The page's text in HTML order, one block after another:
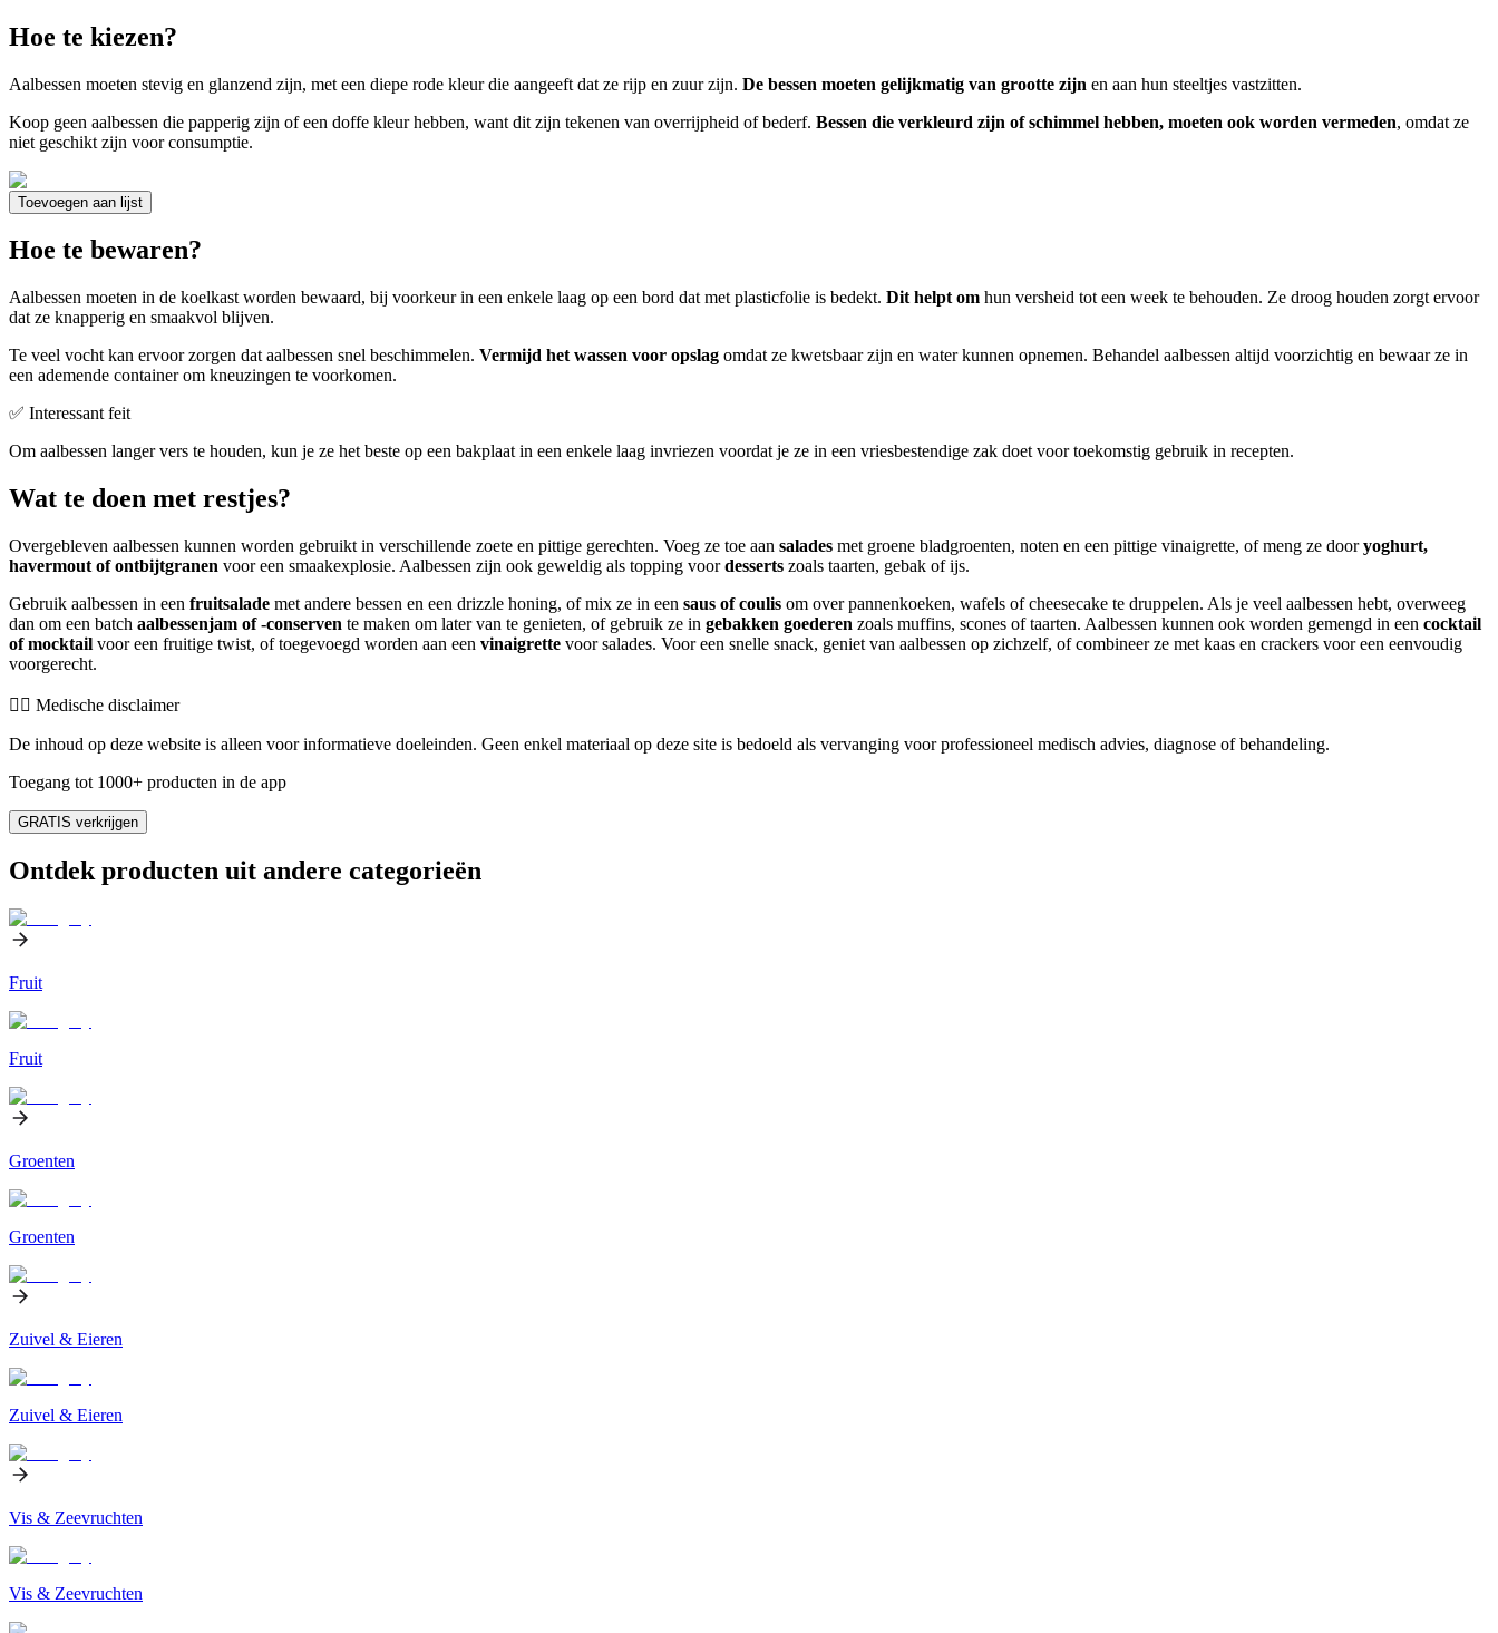
Hoe te kiezen?
Aalbessen moeten stevig en glanzend zijn, met een diepe rode kleur die aangeeft dat ze rijp en zuur zijn. De bessen moeten gelijkmatig van grootte zijn en aan hun steeltjes vastzitten.
Koop geen aalbessen die papperig zijn of een doffe kleur hebben, want dit zijn tekenen van overrijpheid of bederf. Bessen die verkleurd zijn of schimmel hebben, moeten ook worden vermeden, omdat ze
niet geschikt zijn voor consumptie.
Toevoegen aan lijst
Hoe te bewaren?
Aalbessen moeten in de koelkast worden bewaard, bij voorkeur in een enkele laag op een bord dat met plasticfolie is bedekt. Dit helpt om hun versheid tot een week te behouden. Ze droog houden zorgt ervoor
dat ze knapperig en smaakvol blijven.
Te veel vocht kan ervoor zorgen dat aalbessen snel beschimmelen. Vermijd het wassen voor opslag omdat ze kwetsbaar zijn en water kunnen opnemen. Behandel aalbessen altijd voorzichtig en bewaar ze in
een ademende container om kneuzingen te voorkomen.
✅ Interessant feit
Om aalbessen langer vers te houden, kun je ze het beste op een bakplaat in een enkele laag invriezen voordat je ze in een vriesbestendige zak doet voor toekomstig gebruik in recepten.
Wat te doen met restjes?
Overgebleven aalbessen kunnen worden gebruikt in verschillende zoete en pittige gerechten. Voeg ze toe aan salades met groene bladgroenten, noten en een pittige vinaigrette, of meng ze dooryoghurt,
havermout of ontbijtgranen voor een smaakexplosie. Aalbessen zijn ook geweldig als topping voordesserts zoals taarten, gebak of ijs.
Gebruik aalbessen in een fruitsalade met andere bessen en een drizzle honing, of mix ze in een saus of coulis om over pannenkoeken, wafels of cheesecake te druppelen. Als je veel aalbessen hebt, overweeg
dan om een batch aalbessenjam of -conserven te maken om later van te genieten, of gebruik ze in gebakken goederen zoals muffins, scones of taarten. Aalbessen kunnen ook worden gemengd in een cocktail
of mocktail voor een fruitige twist, of toegevoegd worden aan een vinaigrette voor salades. Voor een snelle snack, geniet van aalbessen op zichzelf, of combineer ze met kaas en crackers voor een eenvoudig
voorgerecht.
👨‍⚕️️ Medische disclaimer
De inhoud op deze website is alleen voor informatieve doeleinden. Geen enkel materiaal op deze site is bedoeld als vervanging voor professioneel medisch advies, diagnose of behandeling.
Toegang tot 1000+ producten in de app
GRATIS verkrijgen
Ontdek producten uit andere categorieën
Fruit
Fruit
Groenten
Groenten
Zuivel & Eieren
Zuivel & Eieren
Vis & Zeevruchten
Vis & Zeevruchten